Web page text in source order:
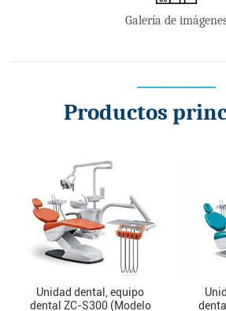
Galería de
Productos
Unidad dental, equipo
dental ZC-S300 (Modelo